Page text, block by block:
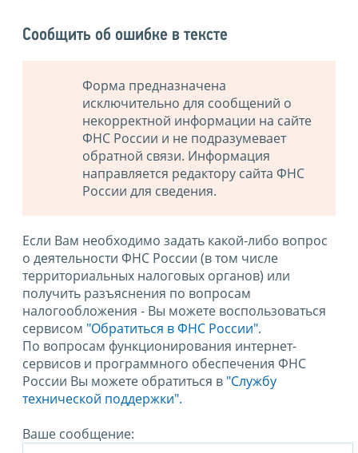
Сообщить об ошибке в тексте
Форма предназначена
исключительно для сообщений о
некорректной информации на сайте
ФНС России и не подразумевает
обратной связи. Информация
направляется редактору сайта ФНС
России для сведения.
Если Вам необходимо задать какой-либо вопрос
о деятельности ФНС России (в том числе
территориальных налоговых органов) или
получить разъяснения по вопросам
налогообложения - Вы можете воспользоваться
сервисом "Обратиться в ФНС России".
По вопросам функционирования интернет-
сервисов и программного обеспечения ФНС
России Вы можете обратиться в "Службу
технической поддержки".
Ваше сообщение: